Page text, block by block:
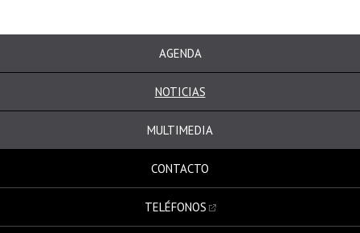
AGENDA
NOTICIAS
MULTIMEDIA
CONTACTO
TELÉFONOS